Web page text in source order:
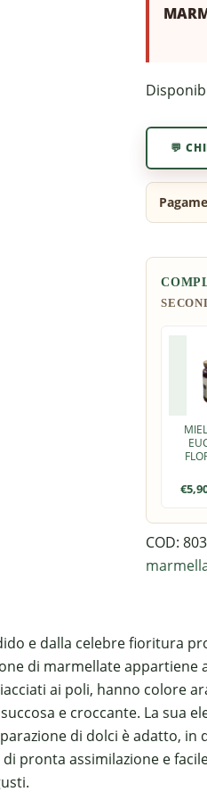
💬
€
COD:
e dalla celebre fioritura
di marmellate
ai poli, hanno colore
e croccante. La sua
di dolci è adatto,
pronta assimilazione e